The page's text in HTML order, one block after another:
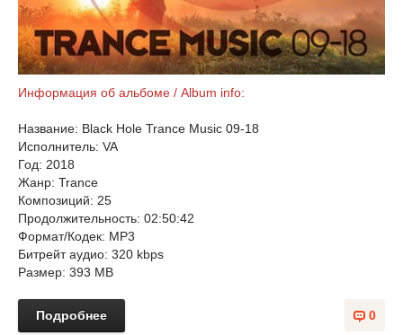
Информация об альбоме / Album info:
Название: Black Hole Trance Music 09-18
Исполнитель: VA
Год: 2018
Жанр: Trance
Композиций: 25
Продолжительность: 02:50:42
Формат/Кодек: MP3
Битрейт аудио: 320 kbps
Размер: 393 MB
0
Подробнее